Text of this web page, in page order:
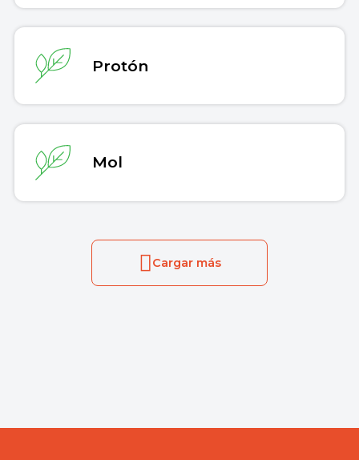
Protón
Mol
Cargar más